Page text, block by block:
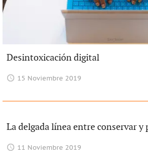
Desintoxicación digital
15 Noviembre 2019
La delgada línea entre conservar
11 Noviembre 2019